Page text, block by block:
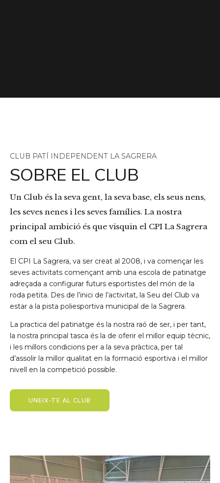
CLUB PATÍ INDEPENDENT LA SAGRERA
SOBRE EL CLUB
Un Club és la seva gent, la seva base, els seus nens,
les seves nenes i les seves famílies. La nostra
principal ambició és que visquin el CPI La Sagrera
com el seu Club.
El CPI La Sagrera, va ser creat al 2008, i va començar les
seves activitats començant amb una escola de patinatge
adreçada a configurar futurs esportistes del món de la
roda petita. Des de l’inici de l’activitat, la Seu del Club va
estar a la pista poliesportiva municipal de la Sagrera.
La practica del patinatge és la nostra raó de ser, i per tant,
la nostra principal tasca és la de oferir el millor equip tècnic,
i les millors condicions per a la seva pràctica, per tal
d’assolir la millor qualitat en la formació esportiva i el millor
nivell en la competició possible.
UNEIX-TE AL CLUB